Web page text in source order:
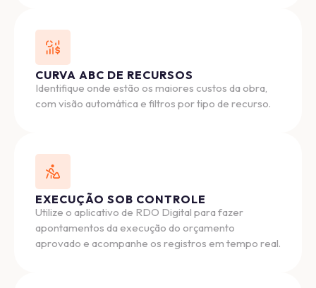
CURVA ABC DE RECURSOS
Identifique onde estão os maiores custos da obra,
com visão automática e filtros por tipo de recurso.
EXECUÇÃO SOB CONTROLE
Utilize o aplicativo de RDO Digital para fazer
apontamentos da execução do orçamento
aprovado e acompanhe os registros em tempo real.